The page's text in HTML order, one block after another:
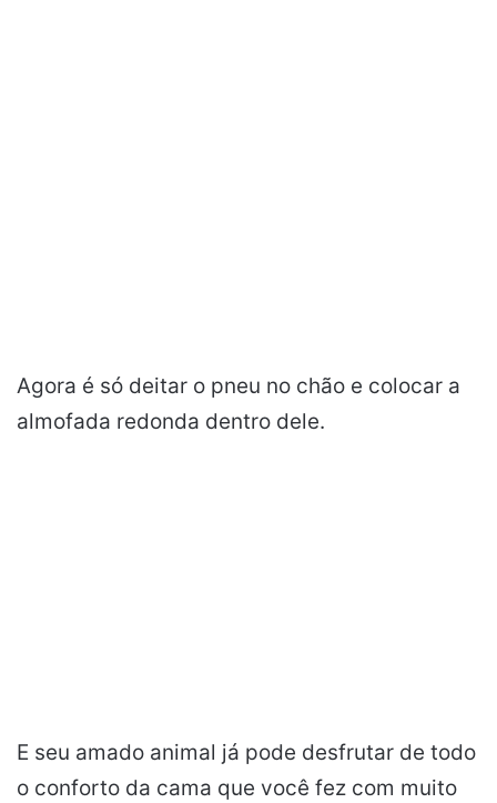
Agora é só deitar o pneu no chão e colocar a
almofada redonda dentro dele.
E seu amado animal já pode desfrutar de todo
o conforto da cama que você fez com muito